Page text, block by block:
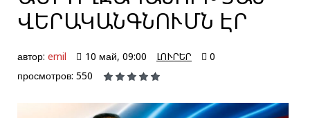
ՎԵՐԱԿԱՆԳՆՈՒՄՆ ԷՐ
автор: emil 10 май, 09:00 ԼՈՒՐԵՐ
0
просмотров: 550